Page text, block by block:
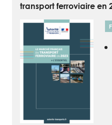
transport ferroviaire en